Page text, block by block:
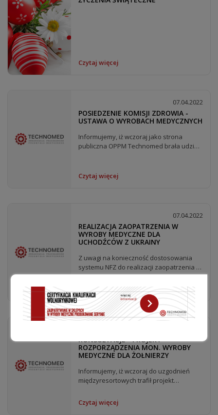
Czytaj więcej
07.04.2022
POSIEDZENIE KOMISJI ZDROWIA -
USTAWA O WYROBACH MEDYCZNYCH
Informujemy, iż wczoraj jako strona
publiczna OPPM Technomed brała udział
Czytaj więcej
07.04.2022
REALIZACJA ZAOPATRZENIA W
WYROBY MEDYCZNE DLA
UCHODŹCÓW Z UKRAINY
Z uwagi na konieczność dostosowania
systemu NFZ do realizacji zaopatrzenia w
wyroby medyczne dla...
Czytaj więcej
KONSULTACJE - PROJEKT
ROZPORZĄDZENIA MON. WYROBY
MEDYCZNE DLA ŻOŁNIERZY
Informujemy, iż wczoraj do uzgodnień
międzyresortowych trafił projekt
Czytaj więcej